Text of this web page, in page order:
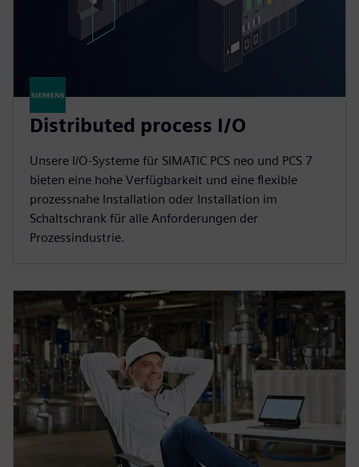
Distributed process I/O
Unsere I/O-Systeme für SIMATIC PCS neo und PCS 7
bieten eine hohe Verfügbarkeit und eine flexible
prozessnahe Installation oder Installation im
Schaltschrank für alle Anforderungen der
Prozessindustrie.